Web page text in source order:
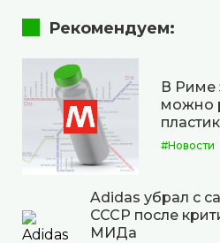
Рекомендуем:
В Риме
можно
#Новости
Adidas убрал с
СССР после
МИДа